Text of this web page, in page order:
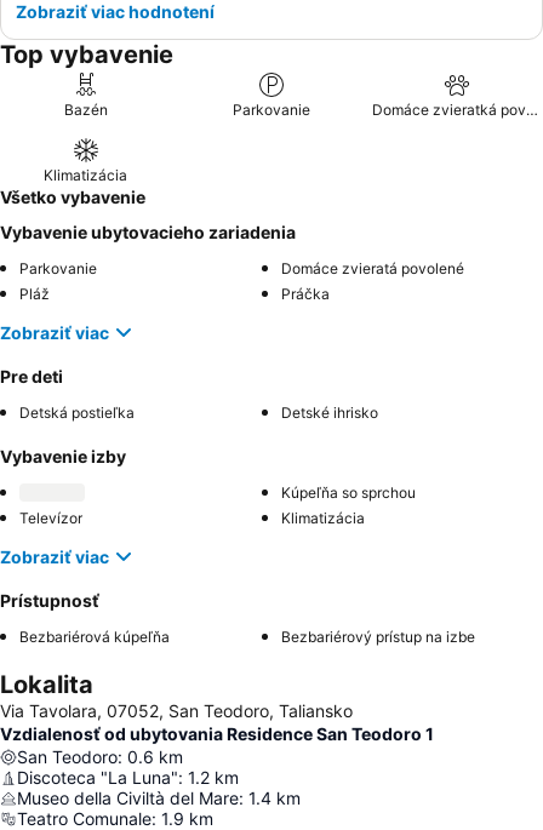
Zobraziť viac hodnotení
Top vybavenie
Bazén Parkovanie Domáce zvieratká povolené
Klimatizácia
Všetko vybavenie
Vybavenie ubytovacieho zariadenia
Parkovanie
Domáce zvieratá povolené
Pláž
Práčka
Zobraziť viac
Pre deti
Detská postieľka Detské ihrisko
Vybavenie izby
Kúpeľňa so sprchou
Televízor
Klimatizácia
Zobraziť viac
Prístupnosť
Bezbariérová kúpeľňa Bezbariérový prístup na izbe
Lokalita
Via Tavolara, 07052, San Teodoro, Taliansko
Vzdialenosť od ubytovania Residence San Teodoro 1
San Teodoro: 0.6 km
Discoteca "La Luna": 1.2 km
Museo della Civiltà del Mare: 1.4 km
Teatro Comunale: 1.9 km